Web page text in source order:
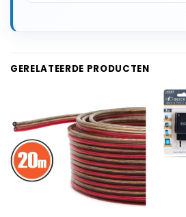
GERELATEERDE PRODUCTEN